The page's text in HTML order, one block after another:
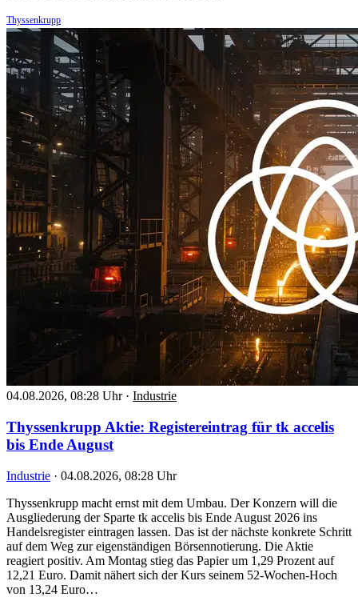
Thyssenkrupp
04.08.2026, 08:28 Uhr · Industrie
Thyssenkrupp Aktie: Registereintrag für tk accelis
bis Ende August
Industrie · 04.08.2026, 08:28 Uhr
Thyssenkrupp macht ernst mit dem Umbau. Der Konzern will die
Ausgliederung der Sparte tk accelis bis Ende August 2026 ins
Handelsregister eintragen lassen. Das ist der nächste konkrete Schritt
auf dem Weg zur eigenständigen Börsennotierung. Die Aktie
reagiert positiv. Am Montag stieg das Papier um 1,29 Prozent auf
12,21 Euro. Damit nähert sich der Kurs seinem 52-Wochen-Hoch
von 13,24 Euro…